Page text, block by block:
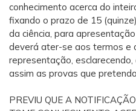
conhecimento acerca do
fixando o prazo de 15
da ciência, para
deverá ater-se aos termos e
representação,
assim as provas que
PREVIU QUE A